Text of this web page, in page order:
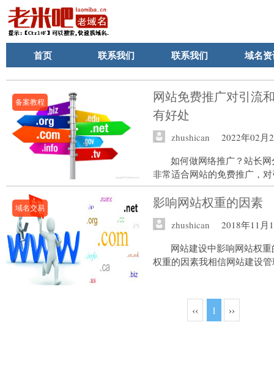
首页 联系我们 联系我们 域名
备案教程
网站免费推广对引流
有好处
zhushican
2022年02月
如何做网络推广？站长
非常适合网站的免费推广，
域名交易 影响网站权重的因素
zhushican
2018年11月
网站建设中影响网站权
权重的因素我相信网站建设
‹‹ 1 ››